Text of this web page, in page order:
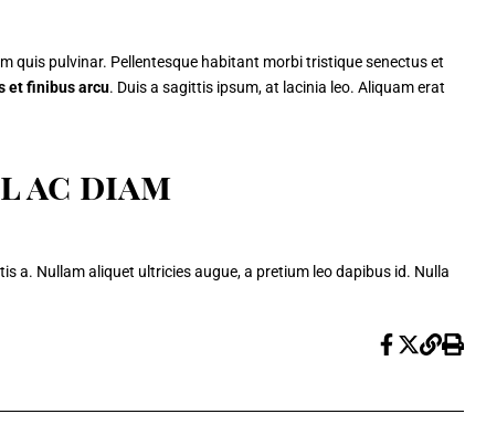
quis pulvinar. Pellentesque habitant morbi tristique senectus et
et finibus arcu. Duis a sagittis ipsum, at lacinia leo. Aliquam erat
ac diam
a. Nullam aliquet ultricies augue, a pretium leo dapibus id. Nulla